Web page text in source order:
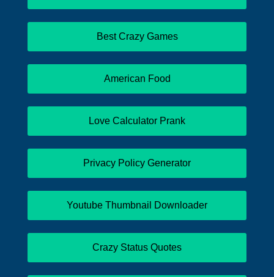
Best Crazy Games
American Food
Love Calculator Prank
Privacy Policy Generator
Youtube Thumbnail Downloader
Crazy Status Quotes